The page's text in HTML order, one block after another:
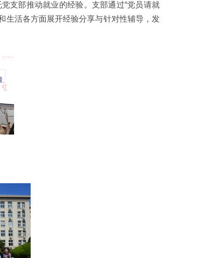
支部推动就业的经验。支部通过“党员请就
生活各方面展开经验分享与针对性辅导，发